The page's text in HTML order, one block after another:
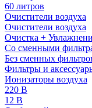
60 литров
Очистители воздуха
Очистители воздуха
Очистка +
Cо сменными
Без сменных
Фильтры и
Ионизаторы воздуха
220 В
12 В